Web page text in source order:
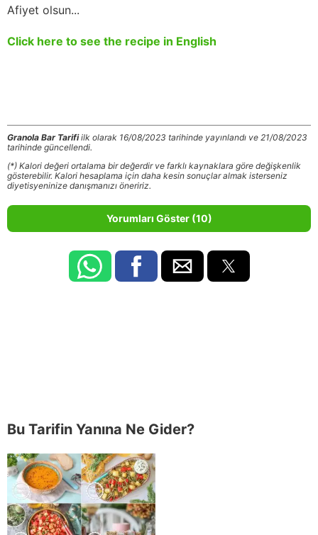
Afiyet olsun...
Click here to see the recipe in English
Granola Bar Tarifiilk olarak 16/08/2023 tarihinde yayınlandı ve 21/08/2023
tarihinde güncellendi.
(*) Kalori değeri ortalama bir değerdir ve farklı kaynaklara göre değişkenlik
gösterebilir. Kalori hesaplama için daha kesin sonuçlar almak isterseniz
diyetisyeninize danışmanızı öneririz.
Yorumları Göster (10)
Bu Tarifin Yanına Ne Gider?